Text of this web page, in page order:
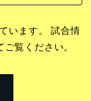
います。 試合情
覧ください。